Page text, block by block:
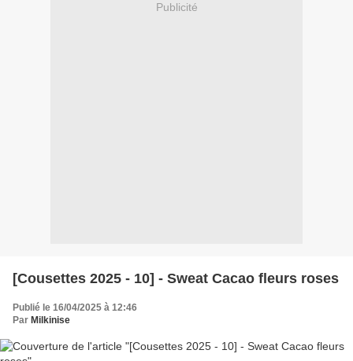
Publicité
[Cousettes 2025 - 10] - Sweat Cacao fleurs roses
Publié le 16/04/2025 à 12:46
Par Milkinise